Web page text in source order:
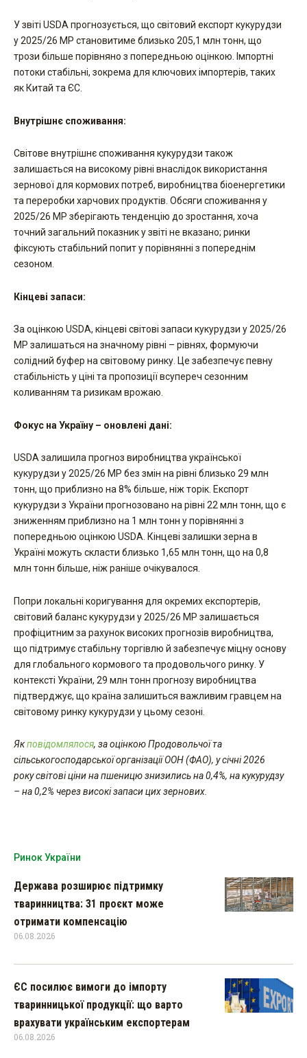
У звіті USDA прогнозується, що світовий експорт кукурудзи
у 2025/26 МР становитиме близько 205,1 млн тонн, що
трози більше порівняно з попередньою оцінкою. Імпортні
потоки стабільні, зокрема для ключових імпортерів, таких
як Китай та ЄС.
Внутрішнє споживання:
Світове внутрішнє споживання кукурудзи також
залишається на високому рівні внаслідок використання
зернової для кормових потреб, виробництва біоенергетики
та переробки харчових продуктів. Обсяги споживання у
2025/26 МР зберігають тенденцію до зростання, хоча
точний загальний показник у звіті не вказано; ринки
фіксують стабільний попит у порівнянні з попереднім
сезоном.
Кінцеві запаси:
За оцінкою USDA, кінцеві світові запаси кукурудзи у 2025/26
МР залишаться на значному рівні – рівнях, формуючи
солідний буфер на світовому ринку. Це забезпечує певну
стабільність у ціні та пропозиції всупереч сезонним
коливанням та ризикам врожаю.
Фокус на Україну – оновлені дані:
USDA залишила прогноз виробництва української
кукурудзи у 2025/26 МР без змін на рівні близько 29 млн
тонн, що приблизно на 8% більше, ніж торік. Експорт
кукурудзи з України прогнозовано на рівні 22 млн тонн, що є
зниженням приблизно на 1 млн тонн у порівнянні з
попередньою оцінкою USDA. Кінцеві залишки зерна в
Україні можуть скласти близько 1,65 млн тонн, що на 0,8
млн тонн більше, ніж раніше очікувалося.
Попри локальні коригування для окремих експортерів,
світовий баланс кукурудзи у 2025/26 МР залишається
профіцитним за рахунок високих прогнозів виробництва,
що підтримує стабільну торгівлю й забезпечує міцну основу
для глобального кормового та продовольчого ринку. У
контексті України, 29 млн тонн прогнозу виробництва
підтверджує, що країна залишиться важливим гравцем на
світовому ринку кукурудзи у цьому сезоні.
Якповідомлялося, за оцінкою Продовольчої та
сільськогосподарської організації ООН (ФАО), у січні 2026
року світові ціни на пшеницю знизились на 0,4%, на кукурудзу
– на 0,2% через високі запаси цих зернових.
Ринок України
Держава розширює підтримку
тваринництва: 31 проєкт може
отримати компенсацію
06.08.2026
ЄС посилює вимоги до імпорту
тваринницької продукції: що варто
врахувати українським експортерам
06.08.2026